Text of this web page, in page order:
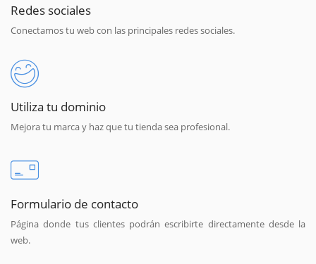
Redes sociales
Conectamos tu web con las principales redes sociales.
Utiliza tu dominio
Mejora tu marca y haz que tu tienda sea profesional.
Formulario de contacto
Página donde tus clientes podrán escribirte directamente desde la
web.